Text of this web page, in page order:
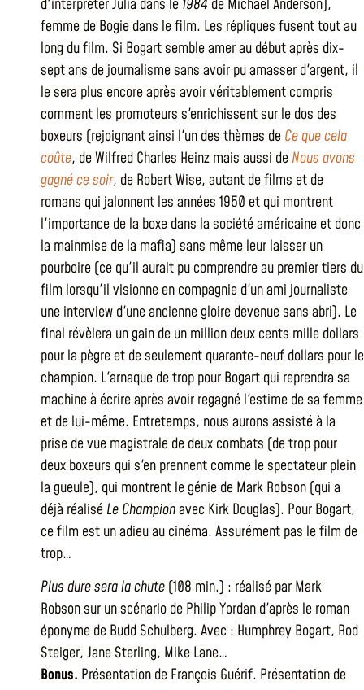
d'interpréter Julia dans le 1984 de Michael Anderson),
femme de Bogie dans le film. Les répliques fusent tout au
long du film. Si Bogart semble amer au début après dix-
sept ans de journalisme sans avoir pu amasser d'argent, il
le sera plus encore après avoir véritablement compris
comment les promoteurs s'enrichissent sur le dos des
boxeurs (rejoignant ainsi l'un des thèmes de Ce que cela
coûte, de Wilfred Charles Heinz mais aussi de Nous avons
gagné ce soir, de Robert Wise, autant de films et de
romans qui jalonnent les années 1950 et qui montrent
l'importance de la boxe dans la société américaine et donc
la mainmise de la mafia) sans même leur laisser un
pourboire (ce qu'il aurait pu comprendre au premier tiers du
film lorsqu'il visionne en compagnie d'un ami journaliste
une interview d'une ancienne gloire devenue sans abri). Le
final révèlera un gain de un million deux cents mille dollars
pour la pègre et de seulement quarante-neuf dollars pour le
champion. L'arnaque de trop pour Bogart qui reprendra sa
machine à écrire après avoir regagné l'estime de sa femme
et de lui-même. Entretemps, nous aurons assisté à la
prise de vue magistrale de deux combats (de trop pour
deux boxeurs qui s'en prennent comme le spectateur plein
la gueule), qui montrent le génie de Mark Robson (qui a
déjà réalisé Le Championavec Kirk Douglas). Pour Bogart,
ce film est un adieu au cinéma. Assurément pas le film de
trop…
Plus dure sera la chute (108 min.) : réalisé par Mark
Robson sur un scénario de Philip Yordan d'après le roman
éponyme de Budd Schulberg. Avec : Humphrey Bogart, Rod
Steiger, Jane Sterling, Mike Lane…
Bonus. Présentation de François Guérif. Présentation de